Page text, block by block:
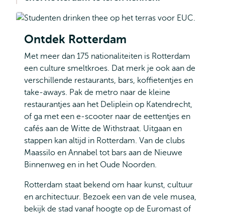
Ontdek Rotterdam
Met meer dan 175 nationaliteiten is Rotterdam
een culture smeltkroes. Dat merk je ook aan de
verschillende restaurants, bars, koffietentjes en
take-aways. Pak de metro naar de kleine
restaurantjes aan het Deliplein op Katendrecht,
of ga met een e-scooter naar de eettentjes en
cafés aan de Witte de Withstraat. Uitgaan en
stappen kan altijd in Rotterdam. Van de clubs
Maassilo en Annabel tot bars aan de Nieuwe
Binnenweg en in het Oude Noorden.
Rotterdam staat bekend om haar kunst, cultuur
en architectuur. Bezoek een van de vele musea,
bekijk de stad vanaf hoogte op de Euromast of